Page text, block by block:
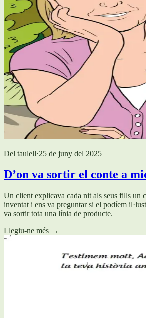
Del taulell·25 de juny del 2025
D’on va sortir el conte a
Un client explicava cada nit als seus fills un
inventat i ens va preguntar si el podíem
va sortir tota una línia de producte.
Llegiu-ne més →